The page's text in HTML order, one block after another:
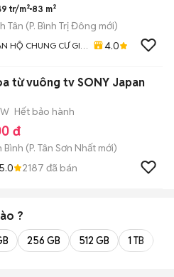
tr/m² 83 m²
Tân (P. Bình Trị Đông mới)
HỘ CHUNG CƯ GIÁ
4.0
từ vuông tv SONY Japan
Hết bảo hành
đ
Bình (P. Tân Sơn Nhất mới)
5.0 2187 đã bán
?
256 GB 512 GB 1 TB